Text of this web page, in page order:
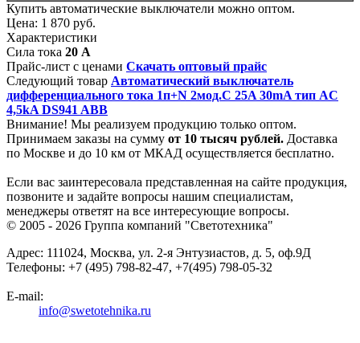
Купить автоматические выключатели можно оптом.
Цена: 1 870 руб.
Характеристики
Сила тока 20 А
Прайс-лист с ценами Скачать оптовый прайс
Следующий товар Автоматический выключатель
дифференциального тока 1п+N 2мод.C 25A 30mA тип AC
4,5kA DS941 ABB
Внимание! Мы реализуем продукцию только оптом.
Принимаем заказы на сумму от 10 тысяч рублей. Доставка
по Москве и до 10 км от МКАД осуществляется бесплатно.
Если вас заинтересовала представленная на сайте продукция,
позвоните и задайте вопросы нашим специалистам,
менеджеры ответят на все интересующие вопросы.
© 2005 - 2026 Группа компаний "Светотехника"
Адрес: 111024, Москва, ул. 2-я Энтузиастов, д. 5, оф.9Д
Телефоны: +7 (495) 798-82-47, +7(495) 798-05-32
E-mail:
info@swetotehnika.ru